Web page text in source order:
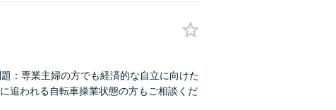
：専業主婦の方でも経済的な自立に向けた
追われる自転車操業状態の方もご相談くだ